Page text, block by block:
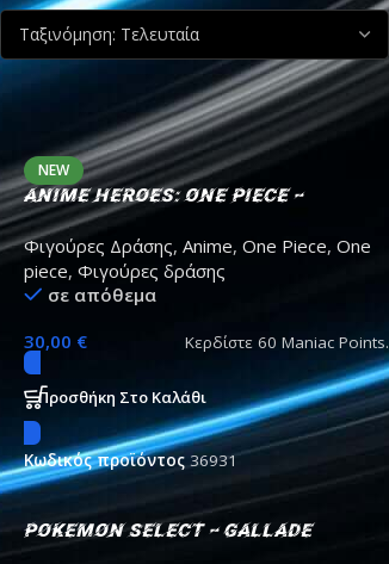
NEW
Anime Heroes: One Piece –
Monkey D. Luffy Action Figure
17cm
Φιγούρες Δράσης, Anime, One Piece, One
piece, Φιγούρες δράσης
σε απόθεμα
30,00 € Κερδίστε 60 Maniac Points.
Προσθήκη Στο Καλάθι
Κωδικός προϊόντος 36931
Pokemon Select – Gallade